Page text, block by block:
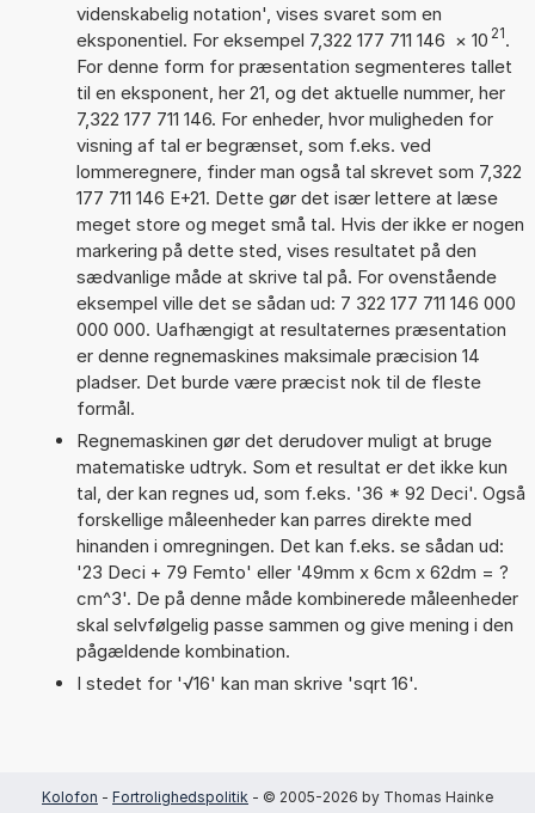
videnskabelig notation', vises svaret som en
eksponentiel. For eksempel 7,322 177 711 146 × 10 21.
For denne form for præsentation segmenteres tallet
til en eksponent, her 21, og det aktuelle nummer, her
7,322 177 711 146. For enheder, hvor muligheden for
visning af tal er begrænset, som f.eks. ved
lommeregnere, finder man også tal skrevet som 7,322
177 711 146 E+21. Dette gør det især lettere at læse
meget store og meget små tal. Hvis der ikke er nogen
markering på dette sted, vises resultatet på den
sædvanlige måde at skrive tal på. For ovenstående
eksempel ville det se sådan ud: 7 322 177 711 146 000
000 000. Uafhængigt at resultaternes præsentation
er denne regnemaskines maksimale præcision 14
pladser. Det burde være præcist nok til de fleste
formål.
Regnemaskinen gør det derudover muligt at bruge
matematiske udtryk. Som et resultat er det ikke kun
tal, der kan regnes ud, som f.eks. '36 * 92 Deci'. Også
forskellige måleenheder kan parres direkte med
hinanden i omregningen. Det kan f.eks. se sådan ud:
'23 Deci + 79 Femto' eller '49mm x 6cm x 62dm = ?
cm^3'. De på denne måde kombinerede måleenheder
skal selvfølgelig passe sammen og give mening i den
pågældende kombination.
I stedet for '√16' kan man skrive 'sqrt 16'.
Kolofon - Fortrolighedspolitik - © 2005-2026 by Thomas Hainke